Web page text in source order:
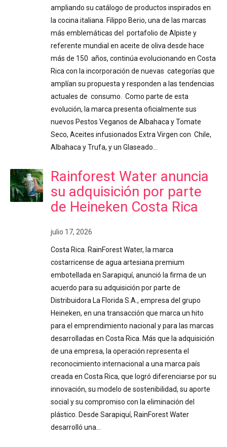
ampliando su catálogo de productos inspirados en
la cocina italiana. Filippo Berio, una de las marcas
más emblemáticas del portafolio de Alpiste y
referente mundial en aceite de oliva desde hace
más de 150 años, continúa evolucionando en Costa
Rica con la incorporación de nuevas categorías que
amplían su propuesta y responden a las tendencias
actuales de consumo. Como parte de esta
evolución, la marca presenta oficialmente sus
nuevos Pestos Veganos de Albahaca y Tomate
Seco, Aceites infusionados Extra Virgen con Chile,
Albahaca y Trufa, y un Glaseado…
Rainforest Water anuncia
su adquisición por parte
de Heineken Costa Rica
julio 17, 2026
Costa Rica. RainForest Water, la marca
costarricense de agua artesiana premium
embotellada en Sarapiquí, anunció la firma de un
acuerdo para su adquisición por parte de
Distribuidora La Florida S.A., empresa del grupo
Heineken, en una transacción que marca un hito
para el emprendimiento nacional y para las marcas
desarrolladas en Costa Rica. Más que la adquisición
de una empresa, la operación representa el
reconocimiento internacional a una marca país
creada en Costa Rica, que logró diferenciarse por su
innovación, su modelo de sostenibilidad, su aporte
social y su compromiso con la eliminación del
plástico. Desde Sarapiquí, RainForest Water
desarrolló una…